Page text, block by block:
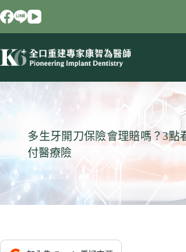
跳
至
要
多生牙開刀保險會理賠嗎？3點
付醫療險